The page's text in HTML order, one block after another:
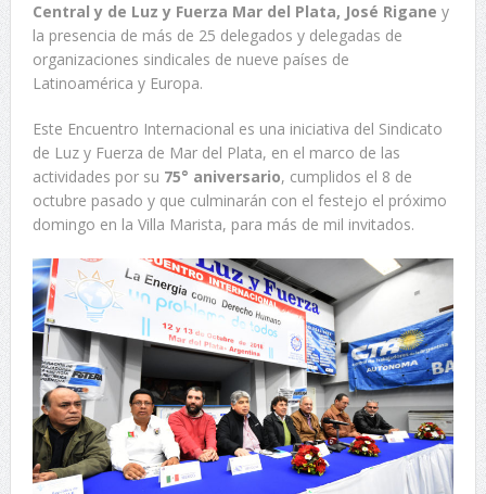
Central y de Luz y Fuerza Mar del Plata, José Rigane y
la presencia de más de 25 delegados y delegadas de
organizaciones sindicales de nueve países de
Latinoamérica y Europa.
Este Encuentro Internacional es una iniciativa del Sindicato
de Luz y Fuerza de Mar del Plata, en el marco de las
actividades por su 75° aniversario, cumplidos el 8 de
octubre pasado y que culminarán con el festejo el próximo
domingo en la Villa Marista, para más de mil invitados.